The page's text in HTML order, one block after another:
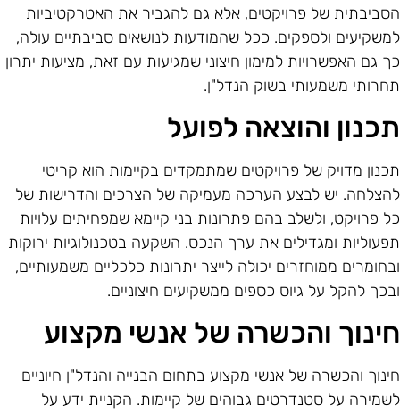
של פרויקטים, אלא גם להגביר את האטרקטיביות
ולספקים. ככל שהמודעות לנושאים סביבתיים עולה,
גם האפשרויות למימון חיצוני שמגיעות עם זאת, מציעות יתרון
משמעותי בשוק הנדל"ן.
והוצאה לפועל
מדויק של פרויקטים שמתמקדים בקיימות הוא קריטי
יש לבצע הערכה מעמיקה של הצרכים והדרישות של
פרויקט, ולשלב בהם פתרונות בני קיימא שמפחיתים עלויות
ומגדילים את ערך הנכס. השקעה בטכנולוגיות ירוקות
ממוחזרים יכולה לייצר יתרונות כלכליים משמעותיים,
להקל על גיוס כספים ממשקיעים חיצוניים.
והכשרה של אנשי מקצוע
והכשרה של אנשי מקצוע בתחום הבנייה והנדל"ן חיוניים
על סטנדרטים גבוהים של קיימות. הקניית ידע על